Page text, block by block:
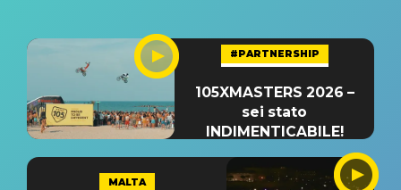
#PARTNERSHIP
105XMASTERS 2026 –
sei stato
INDIMENTICABILE!
MALTA